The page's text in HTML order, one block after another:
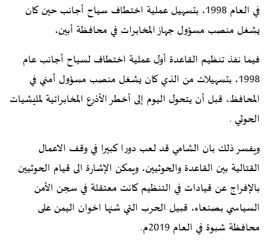
في العام 1998، بتسهيل عملية اختطاف سياح أجانب حين كان
يشغل منصب مسؤول جهاز المخابرات في محافظة أبين،
فيما نفذ تنظيم القاعدة أول عملية اختطاف لسياح أجانب عام
1998، بتسهيلات من الذي كان يشغل منصب مسؤول أمني في
المحافظ، قبل أن يتحول اليوم إلى أخطر الأذرع المخابراتية لمليشيات
الحوثي .
ويفسر ذلك بان الشامي قد لعب دورا كبيرا في وقف الاعمال
القتالية بين القاعدة والحوثيين، ويمكن الإشارة الى قيام الحوثيين
بالإفراج عن قيادات في التنظيم كانت معتقلة في سجن الأمن
السياسي بصنعاء، قبيل الحرب التي شنها اخوان اليمن على
محافظة شبوة في العام 2019م.